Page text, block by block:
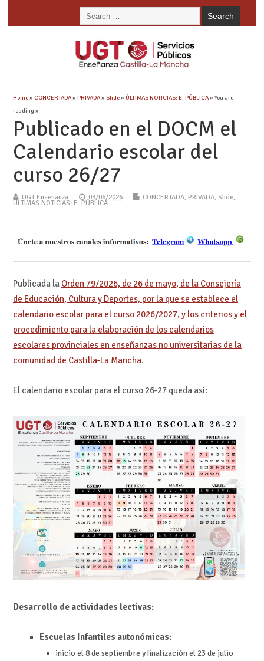
Home» CONCERTADA»PRIVADA»Slide»ÚLTIMAS NOTICIAS: E. PÚBLICA» You are
reading »
Publicado en el DOCM el
Calendario escolar del
curso 26/27
UGT Enseñanza 03/06/2026 CONCERTADA, PRIVADA, Slide,
ÚLTIMAS NOTICIAS: E. PÚBLICA
Publicada la Orden 79/2026, de 26 de mayo, de la Consejería
de Educación, Cultura y Deportes, por la que se establece el
calendario escolar para el curso 2026/2027, y los criterios y el
procedimiento para la elaboración de los calendarios
escolares provinciales en enseñanzas no universitarias de la
comunidad de Castilla-La Mancha.
El calendario escolar para el curso 26-27 queda así:
Desarrollo de actividades lectivas:
Escuelas Infantiles autonómicas:
inicio el 8 de septiembre y finalización el 23 de julio